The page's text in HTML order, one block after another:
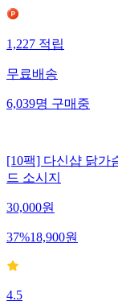
1,227적립
무료배송
6,039명구매중
[10팩] 다신샵 닭가
드 소시지
30,000원
37%18,900원